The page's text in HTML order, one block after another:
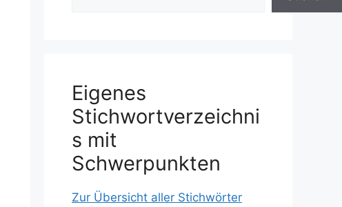
Eigenes
Stichwortverzeichni
s mit
Schwerpunkten
Zur Übersicht aller Stichwörter